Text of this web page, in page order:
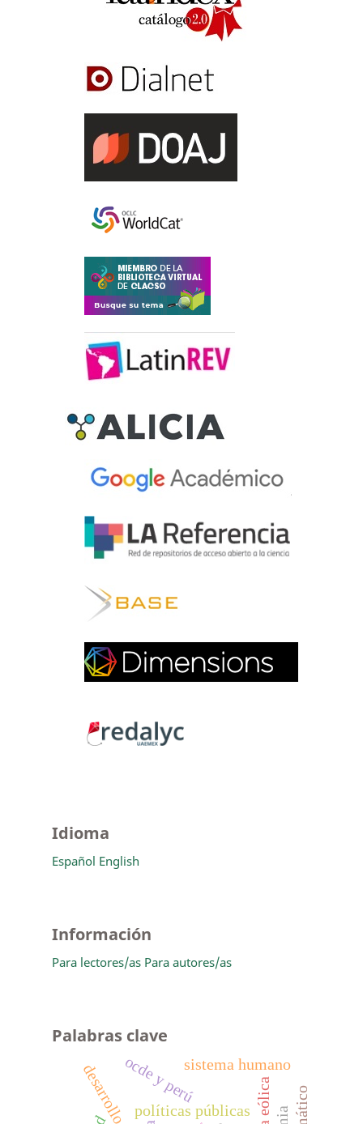
Idioma
Español English
Información
Para lectores/as Para autores/as
Palabras clave
políticas públicas
ocde y perúsistema humano